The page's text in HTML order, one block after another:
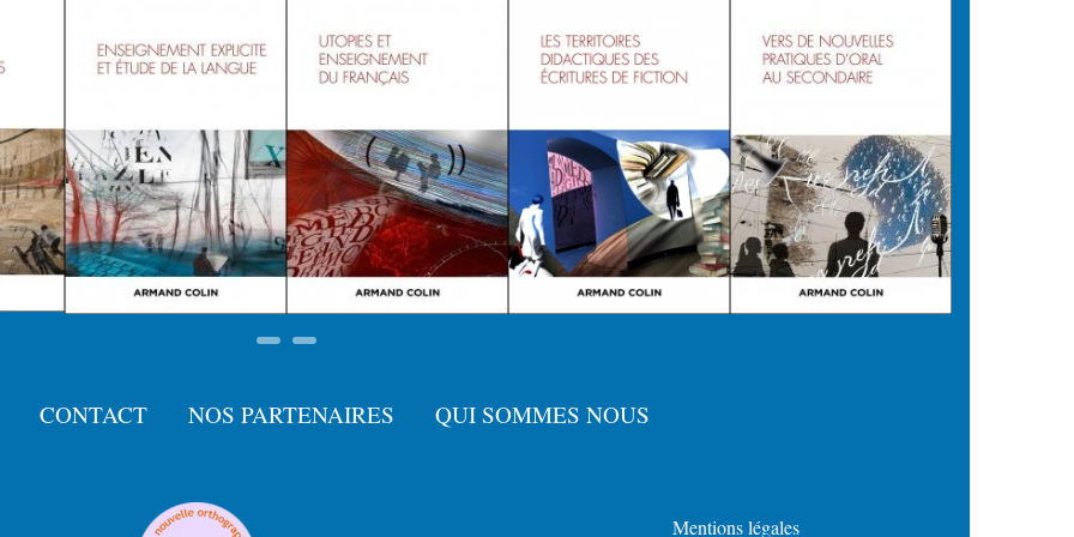
CONTACT NOS PARTENAIRES QUI SOMMES NOUS
Mentions légales